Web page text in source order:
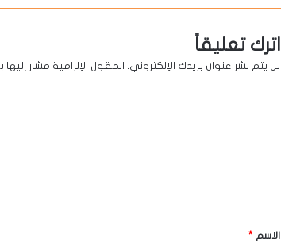
اترك تعليقاً
لن يتم نشر عنوان بريدك الإلكتروني. الحقول الإلزامية مشار إليها بـ
ق
الاسم *